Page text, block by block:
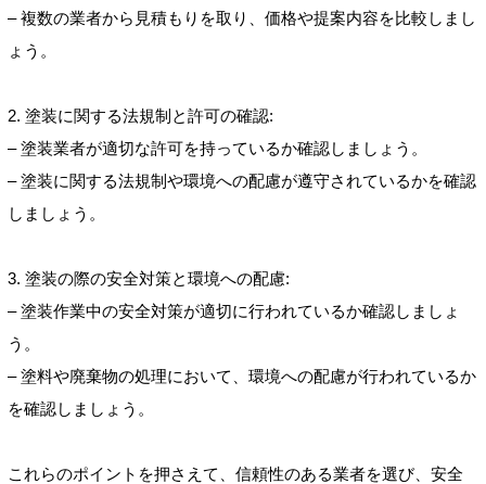
– 複数の業者から見積もりを取り、価格や提案内容を比較しまし
ょう。
2. 塗装に関する法規制と許可の確認:
– 塗装業者が適切な許可を持っているか確認しましょう。
– 塗装に関する法規制や環境への配慮が遵守されているかを確認
しましょう。
3. 塗装の際の安全対策と環境への配慮:
– 塗装作業中の安全対策が適切に行われているか確認しましょ
う。
– 塗料や廃棄物の処理において、環境への配慮が行われているか
を確認しましょう。
これらのポイントを押さえて、信頼性のある業者を選び、安全